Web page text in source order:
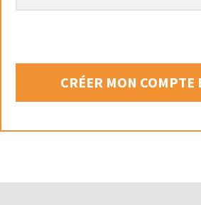
CRÉER MON COMPTE